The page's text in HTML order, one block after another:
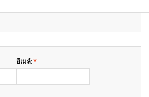
*
อีเมล์: